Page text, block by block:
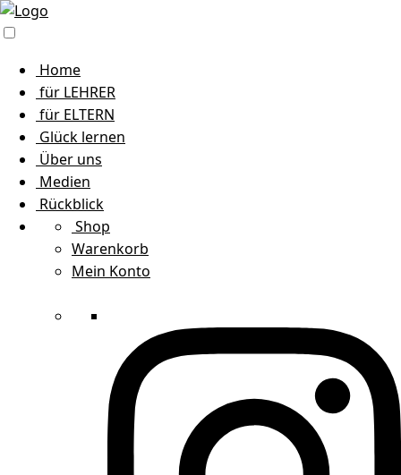
Home
für LEHRER
für ELTERN
Glück lernen
Über uns
Medien
Rückblick
Shop
Warenkorb
Mein Konto